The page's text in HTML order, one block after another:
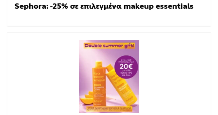
Sephora: -25% σε επιλεγμένα makeup essentials